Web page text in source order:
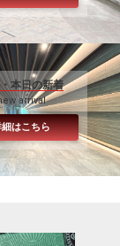
本日の新着
arrival
細はこちら